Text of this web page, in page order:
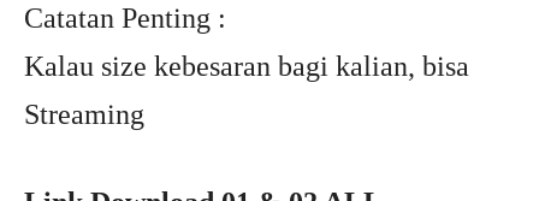
Catatan Penting :
Kalau size kebesaran bagi kalian, bisa
Streaming